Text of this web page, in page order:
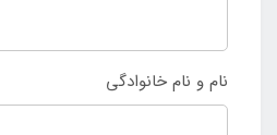
نام و نام خانوادگی